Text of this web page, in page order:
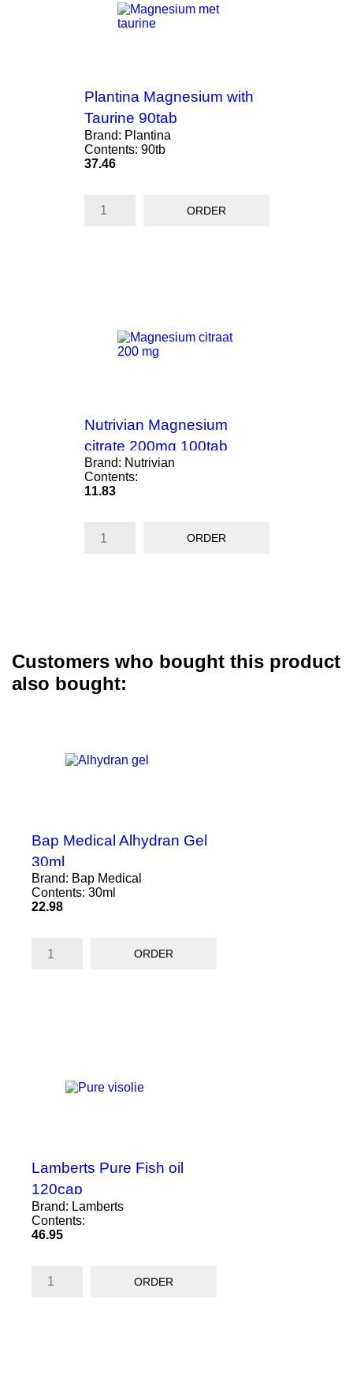
Plantina Magnesium with
Taurine 90tab
Brand: Plantina
Contents: 90tb
Price
37.46
ORDER
Nutrivian Magnesium
citrate 200mg 100tab
Brand: Nutrivian
Contents:
Price
11.83
ORDER
Customers who bought this product
also bought:
Bap Medical Alhydran Gel
30ml
Brand: Bap Medical
Contents: 30ml
Price
22.98
ORDER
Lamberts Pure Fish oil
120cap
Brand: Lamberts
Contents:
Price
46.95
ORDER